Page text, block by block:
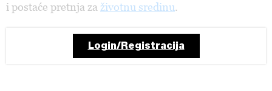
i postaće pretnja za životnu sredinu.
Login/Registracija